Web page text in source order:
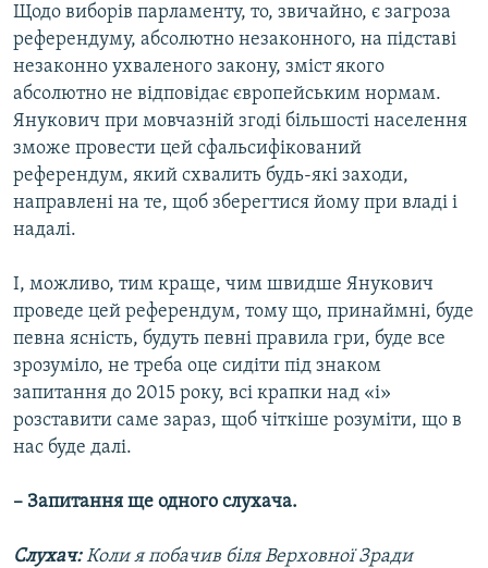
Щодо виборів парламенту, то, звичайно, є загроза
референдуму, абсолютно незаконного, на підставі
незаконно ухваленого закону, зміст якого
абсолютно не відповідає європейським нормам.
Янукович при мовчазній згоді більшості населення
зможе провести цей сфальсифікований
референдум, який схвалить будь-які заходи,
направлені на те, щоб зберегтися йому при владі і
надалі.
І, можливо, тим краще, чим швидше Янукович
проведе цей референдум, тому що, принаймні, буде
певна ясність, будуть певні правила гри, буде все
зрозуміло, не треба оце сидіти під знаком
запитання до 2015 року, всі крапки над «і»
розставити саме зараз, щоб чіткіше розуміти, що в
нас буде далі.
– Запитання ще одного слухача.
Слухач:Коли я побачив біля Верховної Зради